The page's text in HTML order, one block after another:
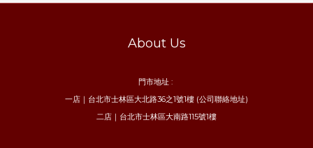
About Us
門市地址 :
一店｜台北市士林區大北路36之1號1樓 (公司聯絡地址)
二店｜台北市士林區大南路115號1樓